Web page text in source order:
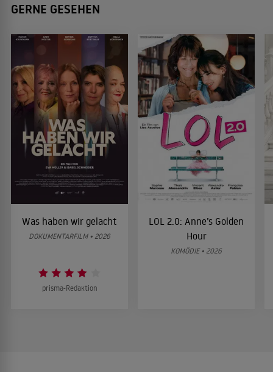
GERNE GESEHEN
Was haben wir gelacht
DOKUMENTARFILM • 2026
prisma-Redaktion
LOL 2.0: Anne’s Golden
Hour
KOMÖDIE • 2026